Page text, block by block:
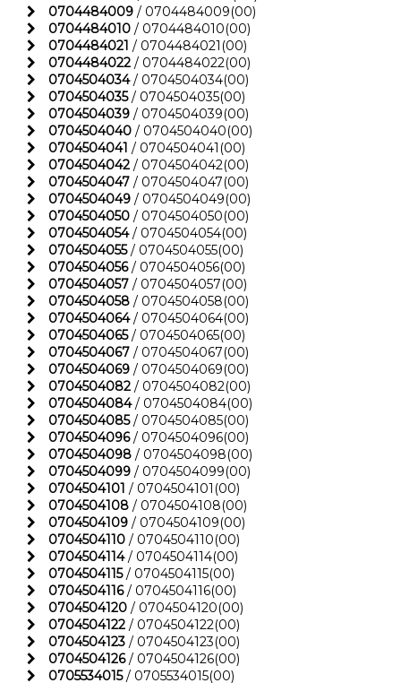
0704484009 / 0704484009(00)
0704484010 / 0704484010(00)
0704484021 / 0704484021(00)
0704484022 / 0704484022(00)
0704504034/ 0704504034(00)
0704504035/ 0704504035(00)
0704504039 / 0704504039(00)
0704504040 / 0704504040(00)
0704504041 / 0704504041(00)
0704504042 / 0704504042(00)
0704504047 / 0704504047(00)
0704504049 / 0704504049(00)
0704504050 / 0704504050(00)
0704504054/ 0704504054(00)
0704504055/ 0704504055(00)
0704504056/ 0704504056(00)
0704504057 / 0704504057(00)
0704504058 / 0704504058(00)
0704504064/ 0704504064(00)
0704504065/ 0704504065(00)
0704504067 / 0704504067(00)
0704504069 / 0704504069(00)
0704504082 / 0704504082(00)
0704504084/ 0704504084(00)
0704504085/ 0704504085(00)
0704504096/ 0704504096(00)
0704504098 / 0704504098(00)
0704504099 / 0704504099(00)
0704504101 / 0704504101(00)
0704504108 / 0704504108(00)
0704504109 / 0704504109(00)
0704504110 / 0704504110(00)
0704504114/ 0704504114(00)
0704504115/ 0704504115(00)
0704504116/ 0704504116(00)
0704504120 / 0704504120(00)
0704504122 / 0704504122(00)
0704504123 / 0704504123(00)
0704504126/ 0704504126(00)
0705534015/ 0705534015(00)